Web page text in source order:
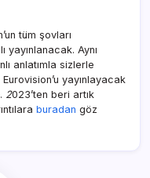
tüm şovları
yayınlanacak. Aynı
anlatımla sizlerle
yayınlayacak
2023’ten beri artık
buradan göz